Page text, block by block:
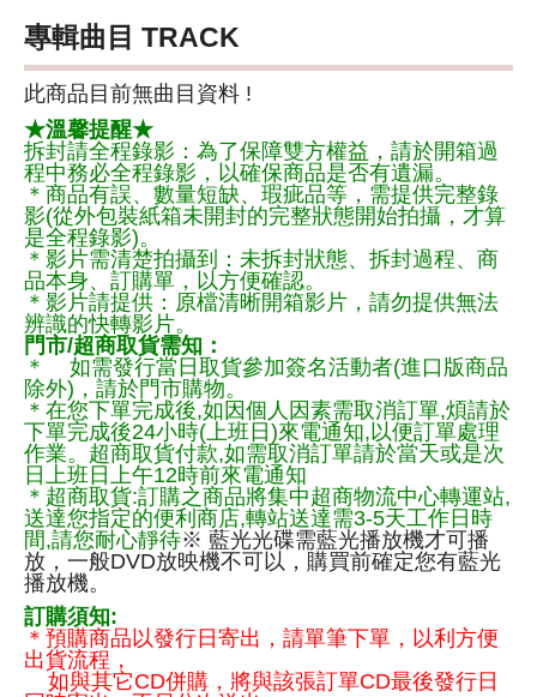
專輯曲目 TRACK
此商品目前無曲目資料 !
★溫馨提醒★
拆封請全程錄影：為了保障雙方權益，請於開箱過
程中務必全程錄影，以確保商品是否有遺漏。
＊商品有誤、數量短缺、瑕疵品等，需提供完整錄
影(從外包裝紙箱未開封的完整狀態開始拍攝，才算
是全程錄影)。
＊影片需清楚拍攝到：未拆封狀態、拆封過程、商
品本身、訂購單，以方便確認。
＊影片請提供：原檔清晰開箱影片，請勿提供無法
辨識的快轉影片。
門市/超商取貨需知：
＊ 如需發行當日取貨參加簽名活動者(進口版商品
除外)，請於門市購物。
＊在您下單完成後,如因個人因素需取消訂單,煩請於
下單完成後24小時(上班日)來電通知,以便訂單處理
作業。超商取貨付款,如需取消訂單請於當天或是次
日上班日上午12時前來電通知
＊超商取貨:訂購之商品將集中超商物流中心轉運站,
送達您指定的便利商店,轉站送達需3-5天工作日時
間,請您耐心靜待※ 藍光光碟需藍光播放機才可播
放，一般DVD放映機不可以，購買前確定您有藍光
播放機。
訂購須知:
＊預購商品以發行日寄出，請單筆下單，以利方便
出貨流程，
如與其它CD併購，將與該張訂單CD最後發行日